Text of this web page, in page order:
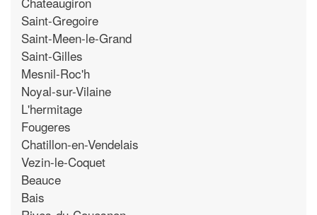
Saint-Gregoire
Saint-Meen-le-Grand
Saint-Gilles
Mesnil-Roc'h
Noyal-sur-Vilaine
L'hermitage
Fougeres
Chatillon-en-Vendelais
Vezin-le-Coquet
Beauce
Bais